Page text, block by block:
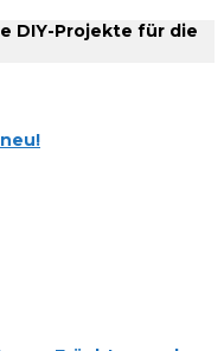
DIY-Projekte für die